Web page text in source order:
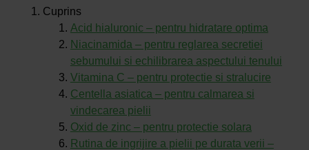
Cuprins
Acid hialuronic – pentru hidratare optima
Niacinamida – pentru reglarea secretiei
sebumului si echilibrarea aspectului tenului
Vitamina C – pentru protectie si stralucire
Centella asiatica – pentru calmarea si
vindecarea pielii
Oxid de zinc – pentru protectie solara
Rutina de ingrijire a pielii pe durata verii –